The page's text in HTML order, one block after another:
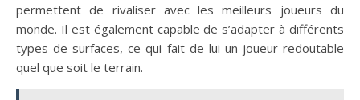
permettent de rivaliser avec les meilleurs joueurs du
monde. Il est également capable de s’adapter à différents
types de surfaces, ce qui fait de lui un joueur redoutable
quel que soit le terrain.